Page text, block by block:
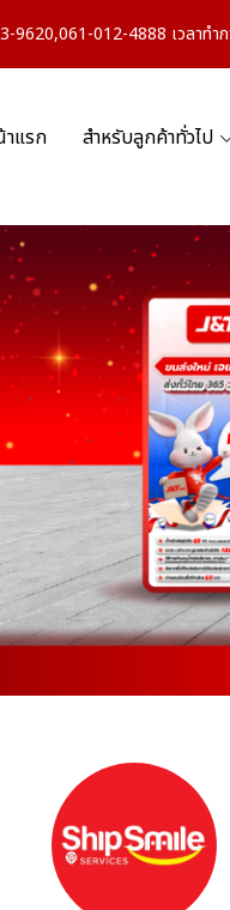
9620,061-012-4888 เวลาทำ
าแรก สำหรับลูกค้าทั่วไป